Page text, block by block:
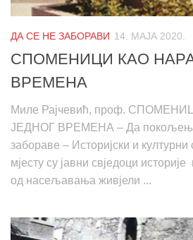
ДА СЕ НЕ ЗАБОРАВИ 14. МАЈА 2020.
СПОМЕНИЦИ КАО
ВРЕМЕНА
Миле Рајчевић, проф.
ЈЕДНОГ ВРЕМЕНА – Да
забораве – Историјски и
мјесту су јавни свједоци
од насељавања живјели ...